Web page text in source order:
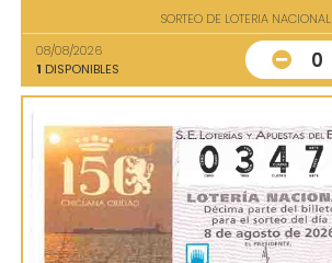
SORTEO DE LOTERIA NACIONAL
08/08/2026
1 DISPONIBLES 0